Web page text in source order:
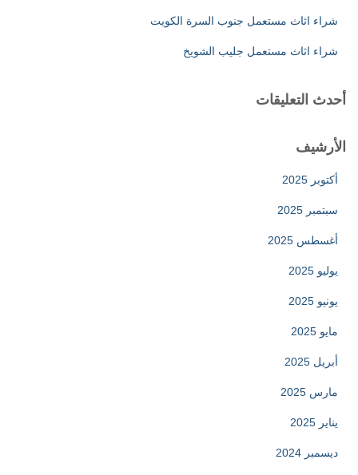
شراء اثاث مستعمل جنوب السرة الكويت
شراء اثاث مستعمل جليب الشويخ
أحدث التعليقات
الأرشيف
أكتوبر 2025
سبتمبر 2025
أغسطس 2025
يوليو 2025
يونيو 2025
مايو 2025
أبريل 2025
مارس 2025
يناير 2025
ديسمبر 2024